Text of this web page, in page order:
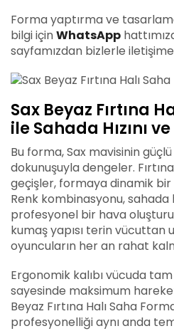
Forma yaptırma ve
bilgi içinWhatsApp
sayfamızdan bizlerle
Sax Beyaz Fırtına
ile Sahada Hızını
Bu forma, Sax mavisinin
dokunuşuyla dengeler.
geçişler, formaya dinamik bir
Renk kombinasyonu,
profesyonel bir hava
kumaş yapısı terin vücuttan
oyuncuların her an rahat
Ergonomik kalıbı vücuda
sayesinde maksimum
Beyaz Fırtına Halı Saha
profesyonelliği aynı anda